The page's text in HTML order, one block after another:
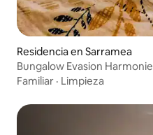
Residencia en Sarramea
Bungalow Evasion Harmonie
Familiar · Limpieza